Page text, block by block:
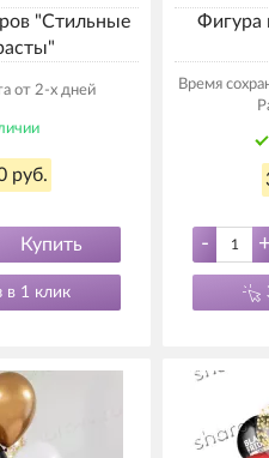
"Стильные
от 2-х дней
руб.
Купить
в 1 клик
Фигура
Время
- +